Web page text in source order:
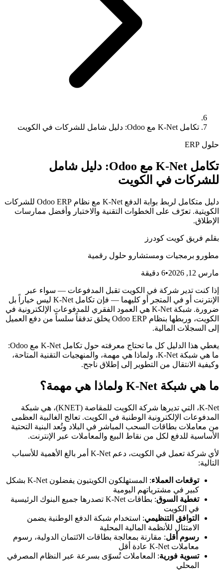
تكامل K-Net مع Odoo: دليل شامل للشركات في الكويت
حلول ERP
تكامل K-Net مع Odoo: دليل شامل
للشركات في الكويت
دليل متكامل لربط بوابة الدفع K-Net مع نظام Odoo ERP للشركات
الكويتية. تعرّف على الخطوات التقنية والاختبار وأفضل ممارسات
الإطلاق.
بقلم فريق كويت كودرز
مطورو برمجيات ومستشارو حلول رقمية
مارس 12, 2026 •
6 دقيقة
إذا كنت تدير شركة في الكويت تقبل المدفوعات — سواء عبر
الإنترنت أو في المتجر أو كليهما — فإن تكامل K-Net ليس خياراً بل
ضرورة. شبكة K-Net هي العمود الفقري للمدفوعات الإلكترونية في
الكويت، وربطها بنظام Odoo ERP يخلق تدفقاً سلساً من دفع العميل
إلى السجلات المالية.
يغطي هذا الدليل كل ما تحتاج معرفته حول تكامل K-Net مع Odoo:
ما هي شبكة K-Net، ولماذا هي مهمة، والمنهجيات التقنية المتاحة،
وكيفية الانتقال من التطوير إلى إطلاق ناجح.
ما هي شبكة K-Net ولماذا هي مهمة؟
K-Net، التي تديرها شركة الكويت للمقاصة (KNET)، هي شبكة
المدفوعات الإلكترونية الوطنية في الكويت. تعالج الغالبية العظمى
من معاملات بطاقات السحب المباشر في البلاد وتُعد البنية التحتية
الأساسية للدفع لكل من نقاط البيع والمعاملات عبر الإنترنت.
لأي شركة تعمل في الكويت، دعم K-Net أمر بالغ الأهمية للأسباب
التالية:
توقعات العملاء
: المستهلكون الكويتيون يفضلون K-Net بشكل
كبير في مشترياتهم اليومية
تغطية السوق
: بطاقات K-Net تصدرها جميع البنوك الرئيسية
في الكويت
التوافق التنظيمي: استخدام شبكة الدفع الوطنية يضمن
الامتثال للأنظمة المالية المحلية
رسوم أقل: مقارنة بمعالجة بطاقات الائتمان الدولية، رسوم
معاملات K-Net عادة أقل
تسوية فورية: المعاملات تُسوّى بسرعة عبر النظام المصرفي
المحلي